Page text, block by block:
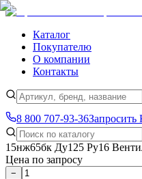
Каталог
Покупателю
О компании
Контакты
8 800 707-93-36
15нж65бк Ду125 Ру16
Цена по запросу
−